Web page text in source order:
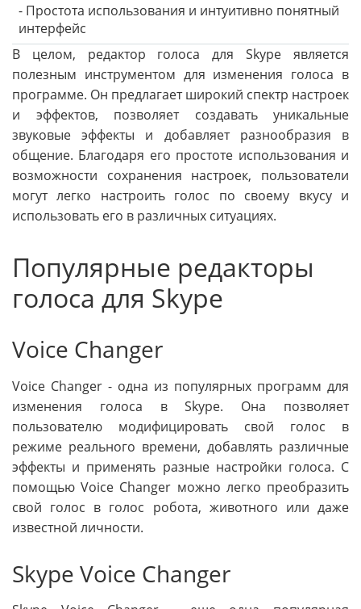
- Простота использования и интуитивно понятный
интерфейс
В целом, редактор голоса для Skype является
полезным инструментом для изменения голоса в
программе. Он предлагает широкий спектр настроек
и эффектов, позволяет создавать уникальные
звуковые эффекты и добавляет разнообразия в
общение. Благодаря его простоте использования и
возможности сохранения настроек, пользователи
могут легко настроить голос по своему вкусу и
использовать его в различных ситуациях.
Популярные редакторы
голоса для Skype
Voice Changer
Voice Changer - одна из популярных программ для
изменения голоса в Skype. Она позволяет
пользователю модифицировать свой голос в
режиме реального времени, добавлять различные
эффекты и применять разные настройки голоса. С
помощью Voice Changer можно легко преобразить
свой голос в голос робота, животного или даже
известной личности.
Skype Voice Changer